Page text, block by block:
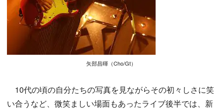
矢部昌暉（Cho/Gt）
10代の頃の自分たちの写真を見ながらその初々しさに笑
い合うなど、微笑ましい場面もあったライブ後半では、新